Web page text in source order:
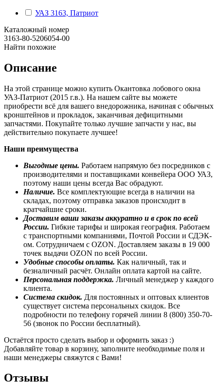
УАЗ 3163, Патриот
Каталожный номер
3163-80-5206054-00
Найти похожие
Описание
На этой странице можно купить Окантовка лобового окна
УАЗ-Патриот (2015 г.в.). На нашем сайте вы можете
приобрести всё для вашего внедорожника, начиная с обычных
кронштейнов и прокладок, заканчивая дефицитными
запчастями. Покупайте только лучшие запчасти у нас, вы
действительно покупаете лучшее!
Наши преимущества
Выгодные цены. Работаем напрямую без посредников с
производителями и поставщиками конвейера ООО УАЗ,
поэтому наши цены всегда Вас обрадуют.
Наличие. Все комплектующие всегда в наличии на
складах, поэтому отправка заказов происходит в
кратчайшие сроки.
Доставим ваши заказы аккуратно и в срок по всей
России. Гибкие тарифы и широкая география. Работаем
с транспортными компаниями, Почтой России и СДЭК-
ом. Сотрудничаем с OZON. Доставляем заказы в 19 000
точек выдачи OZON по всей России.
Удобные способы оплаты. Как наличный, так и
безналичный расчёт. Онлайн оплата картой на сайте.
Персональная поддержка. Личный менеджер у каждого
клиента.
Система скидок. Для постоянных и оптовых клиентов
существует система персональных скидок. Все
подробности по телефону горячей линии 8 (800) 350-70-
56 (звонок по России бесплатный).
Остаётся просто сделать выбор и оформить заказ :)
Добавляйте товар в корзину, заполните необходимые поля и
наши менеджеры свяжутся с Вами!
Отзывы